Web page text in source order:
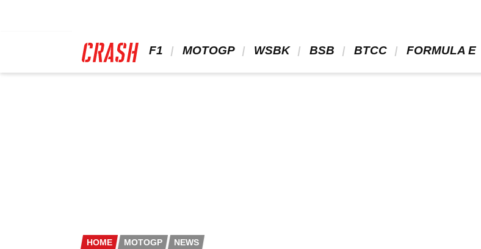
F1 MOTOGP WSBK BSB BTCC FORMULA E
HOME MOTOGP NEWS